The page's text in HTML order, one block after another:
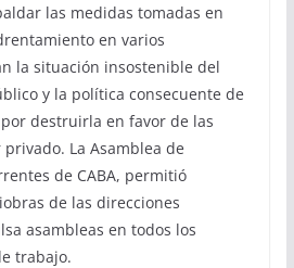
las medidas tomadas en
en varios
la situación insostenible del
y la política consecuente de
destruirla en favor de las
La Asamblea de
de CABA, permitió
de las direcciones
asambleas en todos los
trabajo.